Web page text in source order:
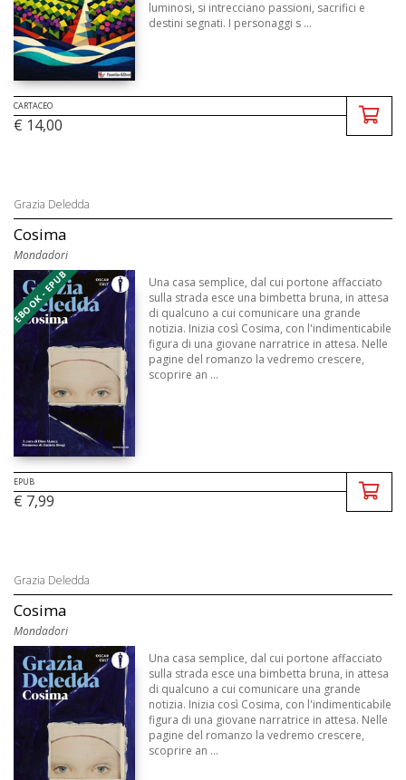
luminosi, si intrecciano passioni, sacrifici e
destini segnati. I personaggi s ...
CARTACEO
€ 14,00
Grazia Deledda
Cosima
Mondadori
EBOOK - EPUB
Una casa semplice, dal cui portone affacciato
sulla strada esce una bimbetta bruna, in attesa
di qualcuno a cui comunicare una grande
notizia. Inizia così Cosima, con l'indimenticabile
figura di una giovane narratrice in attesa. Nelle
pagine del romanzo la vedremo crescere,
scoprire an ...
EPUB
€ 7,99
Grazia Deledda
Cosima
Mondadori
Una casa semplice, dal cui portone affacciato
sulla strada esce una bimbetta bruna, in attesa
di qualcuno a cui comunicare una grande
notizia. Inizia così Cosima, con l'indimenticabile
figura di una giovane narratrice in attesa. Nelle
pagine del romanzo la vedremo crescere,
scoprire an ...